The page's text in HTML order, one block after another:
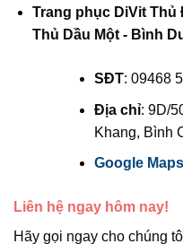
Trang phục DiVit Thủ
Thủ Dầu Một - Bình
SĐT: 09468
Địa chỉ: 9D/
Khang, Bình
Google Maps
Liên hệ ngay hôm nay!
Hãy gọi ngay cho chúng